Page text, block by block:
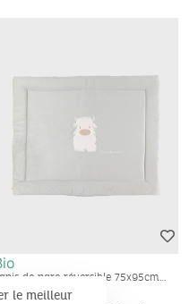
de parc réversible 75x95cm
gaze de coton bio - Fluffy
€
le meilleur